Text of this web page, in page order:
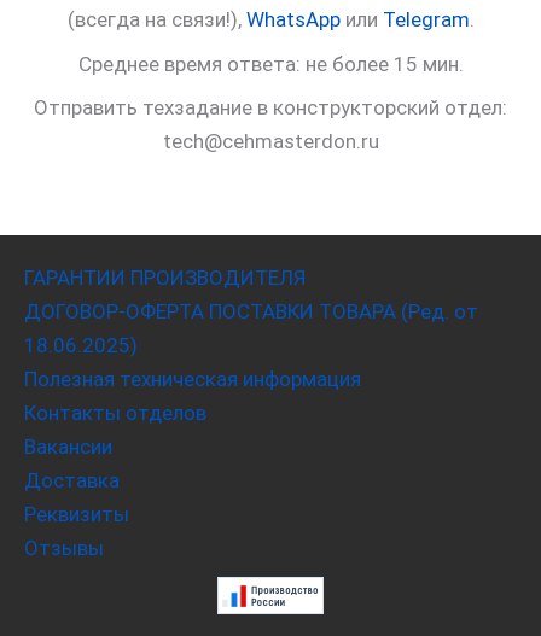
(всегда на связи!), WhatsAppили Telegram.
Среднее время ответа: не более 15 мин.
Отправить техзадание в конструкторский отдел:
tech@cehmasterdon.ru
ГАРАНТИИ ПРОИЗВОДИТЕЛЯ
ДОГОВОР-ОФЕРТА ПОСТАВКИ ТОВАРА (Ред. от
18.06.2025)
Полезная техническая информация
Контакты отделов
Вакансии
Доставка
Реквизиты
Отзывы